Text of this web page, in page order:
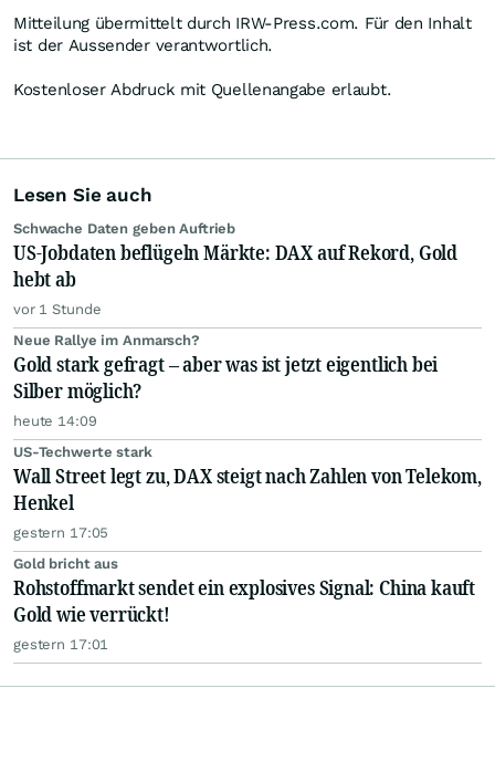
Mitteilung übermittelt durch IRW-Press.com. Für den Inhalt
ist der Aussender verantwortlich.
Kostenloser Abdruck mit Quellenangabe erlaubt.
Lesen Sie auch
Schwache Daten geben Auftrieb
US-Jobdaten beflügeln Märkte: DAX auf Rekord, Gold
hebt ab
vor 1 Stunde
Neue Rallye im Anmarsch?
Gold stark gefragt – aber was ist jetzt eigentlich bei
Silber möglich?
heute 14:09
US-Techwerte stark
Wall Street legt zu, DAX steigt nach Zahlen von Telekom,
Henkel
gestern 17:05
Gold bricht aus
Rohstoffmarkt sendet ein explosives Signal: China kauft
Gold wie verrückt!
gestern 17:01